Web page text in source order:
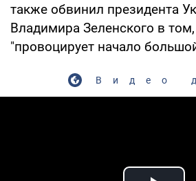
также обвинил президента
Владимира Зеленского в
"провоцирует начало
Видео